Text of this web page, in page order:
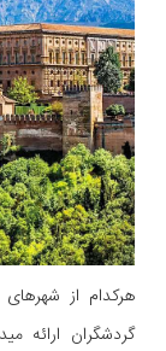
هرکدام از
گردشگران ارائه